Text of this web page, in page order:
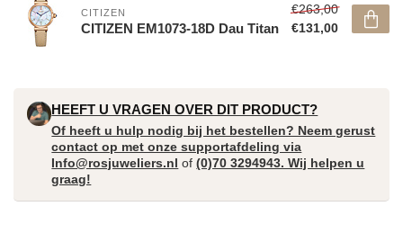
CITIZEN
CITIZEN EM1073-18D Dau Titan
€263,00
€131,00
HEEFT U VRAGEN OVER DIT PRODUCT?
Of heeft u hulp nodig bij het bestellen? Neem gerust
contact op met onze supportafdeling via
Info@rosjuweliers.nl of(0)70 3294943. Wij helpen u
graag!